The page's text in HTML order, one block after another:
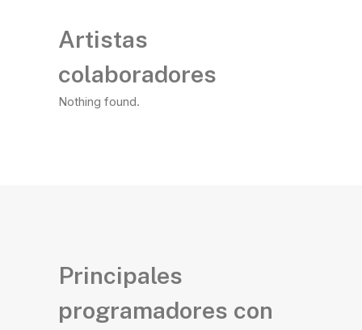
Artistas
colaboradores
Nothing found.
Principales
programadores con